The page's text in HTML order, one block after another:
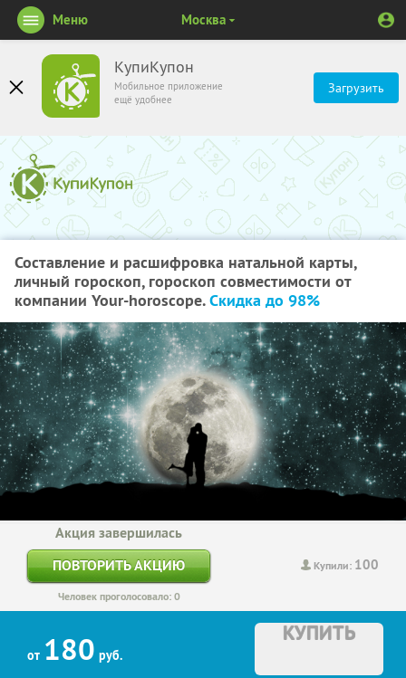
КупиКупон
Мобильное приложение
ещё удобнее
Загрузить
Меню Москва
Составление и расшифровка натальной карты,
личный гороскоп, гороскоп совместимости от
компании Your-horoscope.Скидка до 98%
Купили: 100
Акция завершилась
ПОВТОРИТЬ АКЦИЮ
Человек проголосовало: 0
от 180 руб.
КУПИТЬ